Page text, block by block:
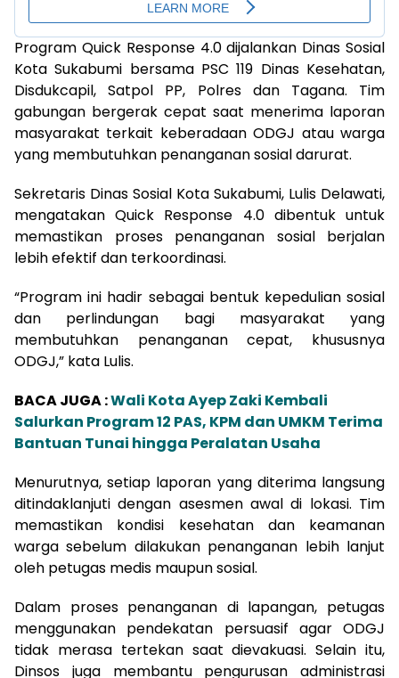
Program Quick Response 4.0 dijalankan Dinas Sosial
Kota Sukabumi bersama PSC 119 Dinas Kesehatan,
Disdukcapil, Satpol PP, Polres dan Tagana. Tim
gabungan bergerak cepat saat menerima laporan
masyarakat terkait keberadaan ODGJ atau warga
yang membutuhkan penanganan sosial darurat.
Sekretaris Dinas Sosial Kota Sukabumi, Lulis Delawati,
mengatakan Quick Response 4.0 dibentuk untuk
memastikan proses penanganan sosial berjalan
lebih efektif dan terkoordinasi.
“Program ini hadir sebagai bentuk kepedulian sosial
dan perlindungan bagi masyarakat yang
membutuhkan penanganan cepat, khususnya
ODGJ,” kata Lulis.
BACA JUGA :Wali Kota Ayep Zaki Kembali
Salurkan Program 12 PAS, KPM dan UMKM Terima
Bantuan Tunai hingga Peralatan Usaha
Menurutnya, setiap laporan yang diterima langsung
ditindaklanjuti dengan asesmen awal di lokasi. Tim
memastikan kondisi kesehatan dan keamanan
warga sebelum dilakukan penanganan lebih lanjut
oleh petugas medis maupun sosial.
Dalam proses penanganan di lapangan, petugas
menggunakan pendekatan persuasif agar ODGJ
tidak merasa tertekan saat dievakuasi. Selain itu,
Dinsos juga membantu pengurusan administrasi